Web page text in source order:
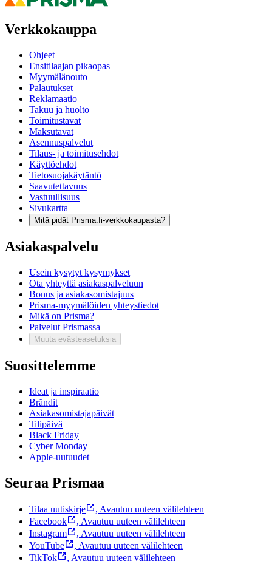
Verkkokauppa
Ohjeet
Ensitilaajan pikaopas
Myymälänouto
Palautukset
Reklamaatio
Takuu ja huolto
Toimitustavat
Maksutavat
Asennuspalvelut
Tilaus- ja toimitusehdot
Käyttöehdot
Tietosuojakäytäntö
Saavutettavuus
Vastuullisuus
Sivukartta
Mitä pidät Prisma.fi-verkkokaupasta?
Asiakaspalvelu
Usein kysytyt kysymykset
Ota yhteyttä asiakaspalveluun
Bonus ja asiakasomistajuus
Prisma-myymälöiden yhteystiedot
Mikä on Prisma?
Palvelut Prismassa
Muuta evästeasetuksia
Suosittelemme
Ideat ja inspiraatio
Brändit
Asiakasomistajapäivät
Tilipäivä
Black Friday
Cyber Monday
Apple-uutuudet
Seuraa Prismaa
Tilaa uutiskirje , Avautuu uuteen välilehteen
Facebook
, Avautuu uuteen välilehteen
Instagram
, Avautuu uuteen välilehteen
YouTube
, Avautuu uuteen välilehteen
TikTok
, Avautuu uuteen välilehteen